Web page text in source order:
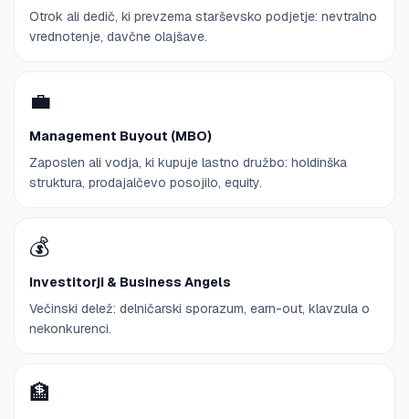
Otrok ali dedič, ki prevzema starševsko podjetje: nevtralno
vrednotenje, davčne olajšave.
💼
Management Buyout (MBO)
Zaposlen ali vodja, ki kupuje lastno družbo: holdinška
struktura, prodajalčevo posojilo, equity.
💰
Investitorji & Business Angels
Večinski delež: delničarski sporazum, earn-out, klavzula o
nekonkurenci.
🏦